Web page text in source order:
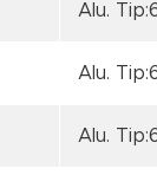
Alu.
Alu.
Alu.